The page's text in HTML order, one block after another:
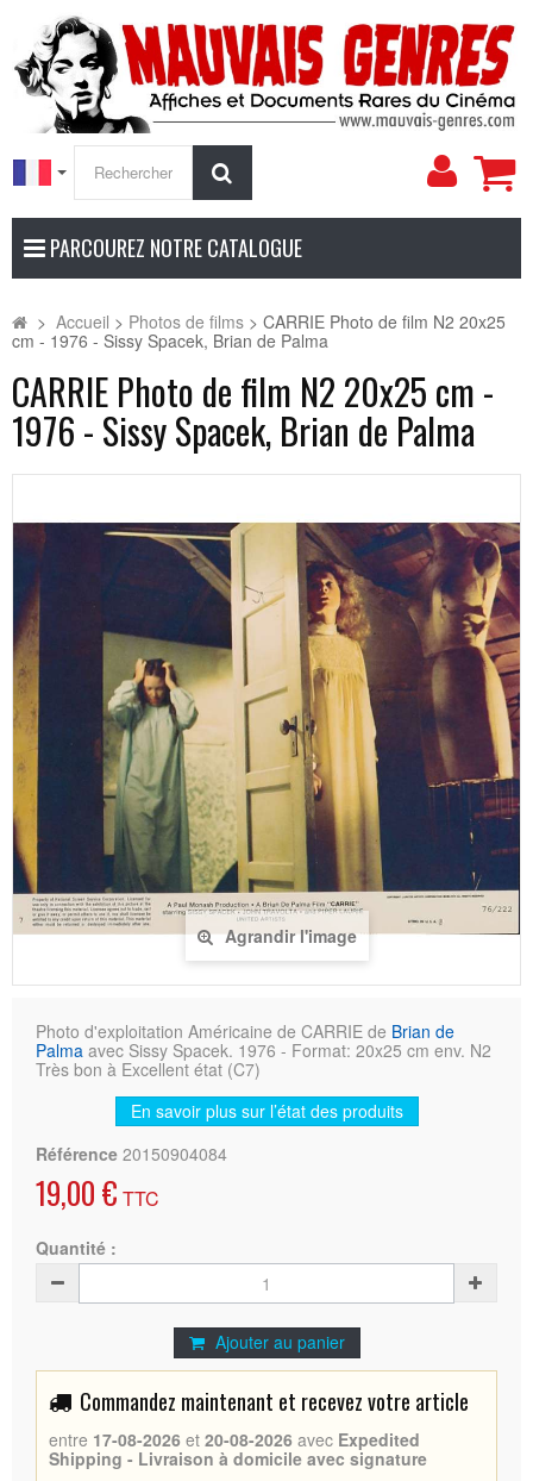
Mon
PARCOUREZ NOTRE CATALOGUE
> Accueil > Photos de films > CARRIE Photo de film N2 20x25
cm - 1976 - Sissy Spacek, Brian de Palma
CARRIE Photo de film N2 20x25 cm -
1976 - Sissy Spacek, Brian de Palma
Agrandir l'image
Photo d'exploitation Américaine de CARRIE de Brian de
Palma avec Sissy Spacek. 1976 - Format: 20x25 cm env. N2
Très bon à Excellent état (C7)
En savoir plus sur l’état des produits
Référence 20150904084
19,00 € TTC
Quantité :
Ajouter au panier
Commandez maintenant et recevez votre article
entre 17-08-2026 et 20-08-2026 avec Expedited
Shipping - Livraison à domicile avec signature